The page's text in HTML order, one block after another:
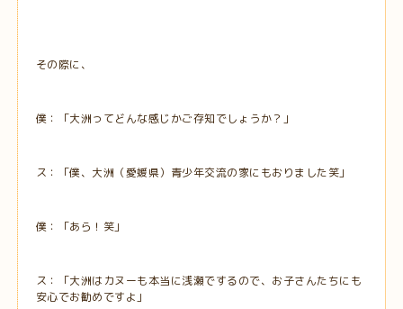
その際に、
僕：「大洲ってどんな感じかご存知でしょうか？」
ス：「僕、大洲（愛媛県）青少年交流の家にもおりました笑」
僕：「あら！笑」
ス：「大洲はカヌーも本当に浅瀬でするので、お子さんたちにも
安心でお勧めですよ」